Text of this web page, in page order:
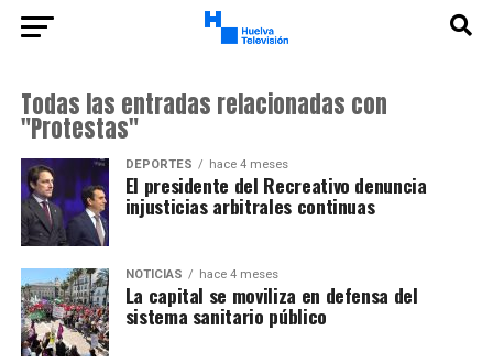
Todas las entradas relacionadas con
"Protestas"
DEPORTES hace 4 meses
El presidente del Recreativo denuncia
injusticias arbitrales continuas
NOTICIAS hace 4 meses
La capital se moviliza en defensa del
sistema sanitario público